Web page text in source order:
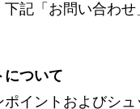
記「お問い合わ
について
イントおよびシ